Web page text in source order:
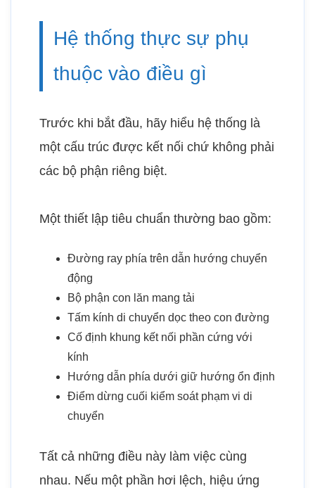
Hệ thống thực sự phụ
thuộc vào điều gì
Trước khi bắt đầu, hãy hiểu hệ thống là
một cấu trúc được kết nối chứ không phải
các bộ phận riêng biệt.
Một thiết lập tiêu chuẩn thường bao gồm:
Đường ray phía trên dẫn hướng chuyển
động
Bộ phận con lăn mang tải
Tấm kính di chuyển dọc theo con đường
Cố định khung kết nối phần cứng với
kính
Hướng dẫn phía dưới giữ hướng ổn định
Điểm dừng cuối kiểm soát phạm vi di
chuyển
Tất cả những điều này làm việc cùng
nhau. Nếu một phần hơi lệch, hiệu ứng